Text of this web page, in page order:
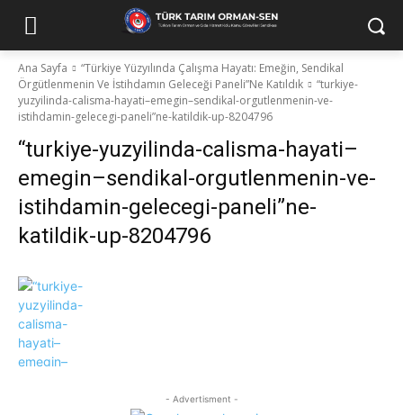
Ana Sayfa
“Türkiye Yüzyılında Çalışma Hayatı: Emeğin, Sendikal
Örgütlenmenin Ve İstihdamın Geleceği Paneli”Ne Katıldık
“turkiye-
yuzyilinda-calisma-hayati–emegin–sendikal-orgutlenmenin-ve-
istihdamin-gelecegi-paneli”ne-katildik-up-8204796
“turkiye-yuzyilinda-calisma-hayati–
emegin–sendikal-orgutlenmenin-ve-
istihdamin-gelecegi-paneli”ne-
katildik-up-8204796
- Advertisment -